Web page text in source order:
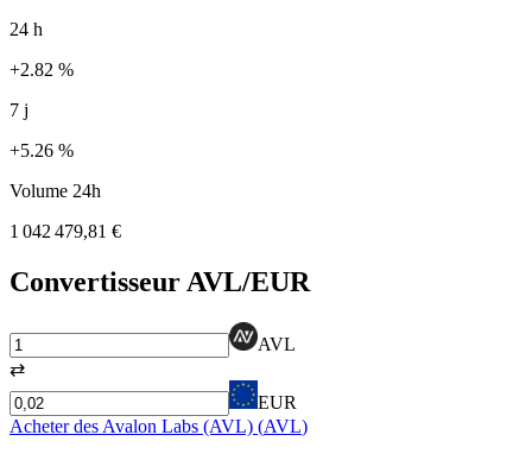
24 h
+2.82 %
7 j
+5.26 %
Volume 24h
1 042 479,81 €
Convertisseur AVL/EUR
AVL
⇄
EUR
Acheter des Avalon Labs (AVL) (AVL)